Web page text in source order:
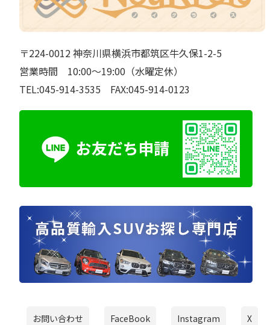
〒224-0012 神奈川県横浜市都筑区牛久保1-2-5
営業時間 10:00～19:00（水曜定休）
TEL:045-914-3535 FAX:045-914-0123
お問い合わせ FaceBook Instagram X